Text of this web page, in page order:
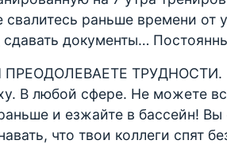
свалитесь раньше времени от
сдавать документы…
ПРЕОДОЛЕВАЕТЕ ТРУДНОСТИ. К
В любой сфере. Не можете
и езжайте в бассейн! Вы
что твои коллеги спят